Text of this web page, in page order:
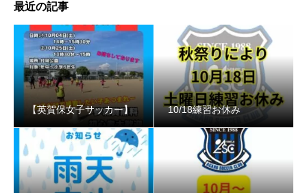
最近の記事
【英賀保女子サッカー】 10/18練習お休み